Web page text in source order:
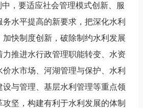
中，要适应社会管理模式创新、服
水平提高的新要求，把深化水利
快制度创新，破除制约水利发展
力推进水行政管理职能转变、水资
水市场、河湖管理与保护、水利
与管理、基层水利管理等重点领
坚，构建有利于水利发展的体制